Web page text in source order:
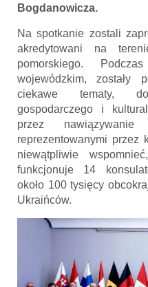
Bogdanowicza.
Na spotkanie zostali
akredytowani na
pomorskiego.
wojewódzkim, zostały
ciekawe tematy,
gospodarczego i
przez
reprezentowanymi przez
niewątpliwie
funkcjonuje 14
około 100 tysięcy
Ukraińców.